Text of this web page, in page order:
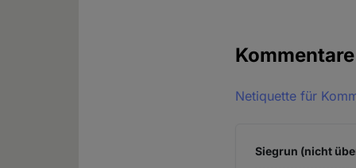
Kommentare
Netiquette für
Siegrun (nicht